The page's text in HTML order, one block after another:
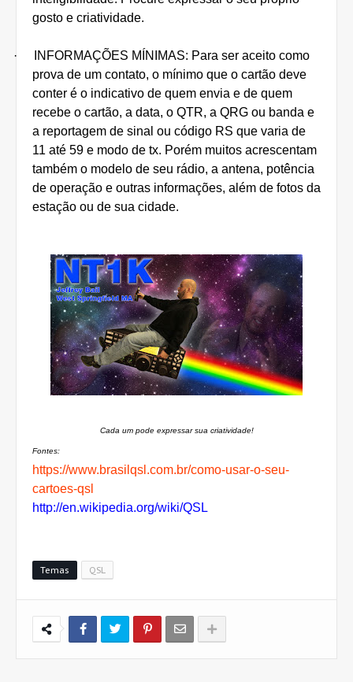
gosto e criatividade.
·
INFORMAÇÕES MÍNIMAS: Para ser aceito como
prova de um contato, o mínimo que o cartão deve
conter é o indicativo de quem envia e de quem
recebe o cartão, a data, o QTR, a QRG ou banda e
a reportagem de sinal ou código RS que varia de
11 até 59 e modo de tx. Porém muitos acrescentam
também o modelo de seu rádio, a antena, potência
de operação e outras informações, além de fotos da
estação ou de sua cidade.
Cada um pode expressar sua criatividade!
Fontes:
https://www.brasilqsl.com.br/como-usar-o-seu-
cartoes-qsl
http://en.wikipedia.org/wiki/QSL
Temas QSL